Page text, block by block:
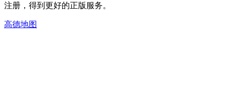
注册，得到更好的正版服务。
高德地图